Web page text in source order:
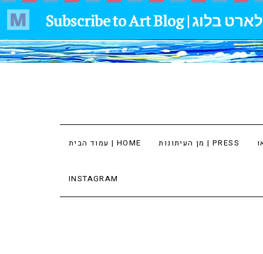
עמוד הבית | HOME מן העיתונות | PRESS
INSTAGRAM